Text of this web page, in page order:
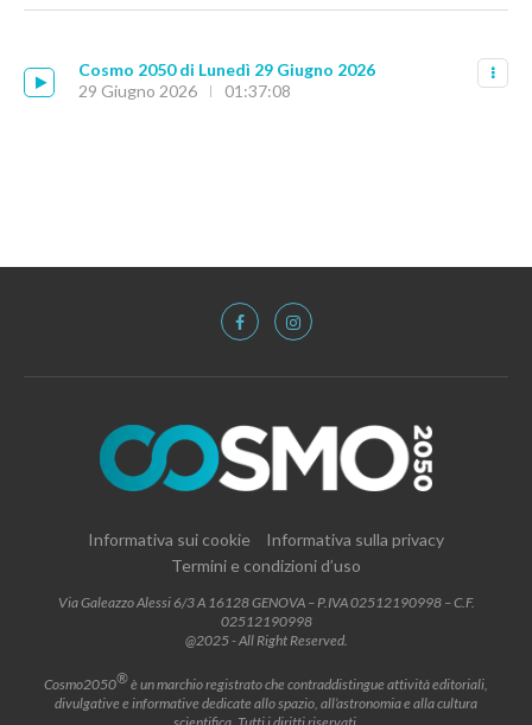
Cosmo 2050 di Lunedì 29 Giugno 2026
29 Giugno 2026
01:37:08
Informativa sui cookie
Informativa sulla privacy
Termini e condizioni d’uso
Via Galeazzo Alessi 6/3 A 16128 GENOVA – P.IVA 02512190998 – C.F.
02512190998
@2025 - All Right Reserved.
Cosmo2050®è un marchio registrato che contraddistingue attività editoriali,
divulgative e informative dedicate allo spazio, all’astronomia e alla cultura